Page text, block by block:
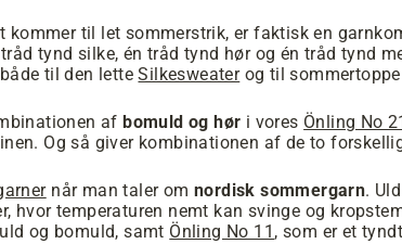
kommer til let sommerstrik, er faktisk en
tynd silke, én tråd tynd hør og én tråd tynd
til den letteSilkesweaterog til sommertoppe
afbomuld og hør i vores Önling No
Og så giver kombinationen af de to
når man taler om nordisk sommergarn.
temperaturen nemt kan svinge og
og bomuld, samt Önling No 11 , som er et